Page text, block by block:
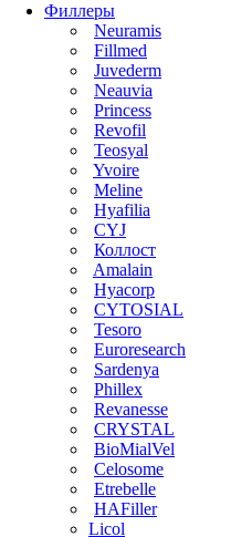
Филлеры
Neuramis
Fillmed
Juvederm
Neauvia
Princess
Revofil
Teosyal
Yvoire
Meline
Hyafilia
CYJ
Коллост
Amalain
Hyacorp
CYTOSIAL
Tesoro
Euroresearch
Sardenya
Phillex
Revanesse
CRYSTAL
BioMialVel
Celosome
Etrebelle
HAFiller
Licol